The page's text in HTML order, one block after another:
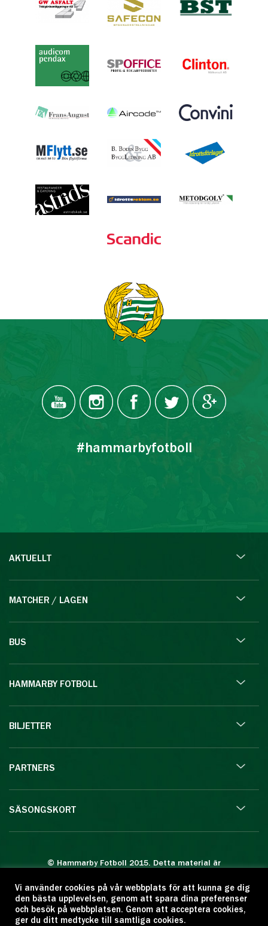
#hammarbyfotboll
AKTUELLT
MATCHER / LAGEN
BUS
HAMMARBY FOTBOLL
BILJETTER
PARTNERS
SÄSONGSKORT
© Hammarby Fotboll 2015. Detta material är
Eftertryck eller annan kopiering är förbjuden.
Citera oss gärna men ange källan:
www.hammarbyfotboll.se. Ansvarig utgivare:
Vi använder cookies på vår webbplats för att kunna ge dig
den bästa upplevelsen, genom att spara dina preferenser
och besök på webbplatsen. Genom att acceptera cookies,
ger du ditt medtycke till samtliga cookies.